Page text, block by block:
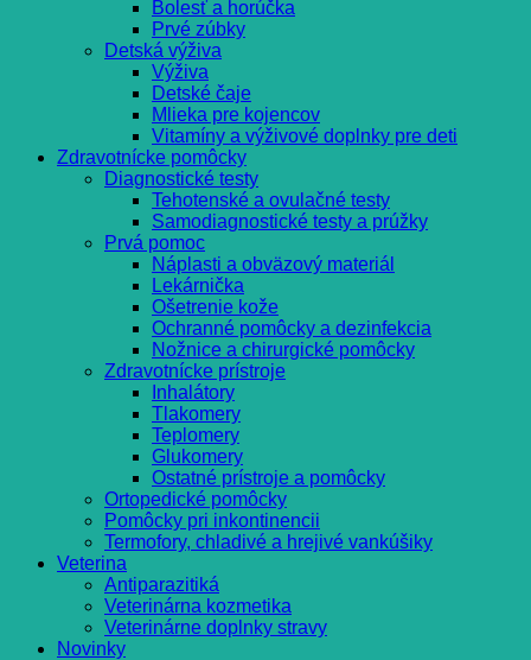
Bolesť a horúčka
Prvé zúbky
Detská výživa
Výživa
Detské čaje
Mlieka pre kojencov
Vitamíny a výživové doplnky pre deti
Zdravotnícke pomôcky
Diagnostické testy
Tehotenské a ovulačné testy
Samodiagnostické testy a prúžky
Prvá pomoc
Náplasti a obväzový materiál
Lekárnička
Ošetrenie kože
Ochranné pomôcky a dezinfekcia
Nožnice a chirurgické pomôcky
Zdravotnícke prístroje
Inhalátory
Tlakomery
Teplomery
Glukomery
Ostatné prístroje a pomôcky
Ortopedické pomôcky
Pomôcky pri inkontinencii
Termofory, chladivé a hrejivé vankúšiky
Veterina
Antiparazitiká
Veterinárna kozmetika
Veterinárne doplnky stravy
Novinky